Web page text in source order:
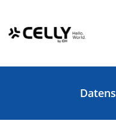
springen